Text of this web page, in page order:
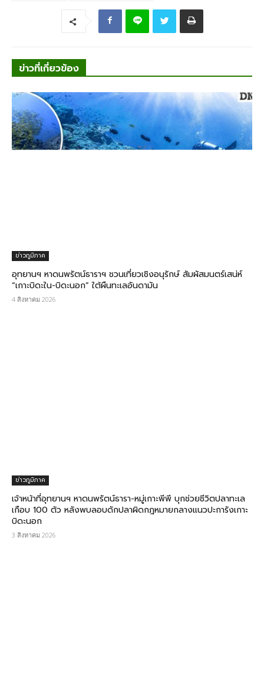
ข่าวที่เกี่ยวข้อง
ข่าวภูมิภาค
อุทยานฯ หาดนพรัตน์ธาราฯ ชวนเที่ยวเชิงอนุรักษ์ สัมผัสมนตร์เสน่ห์
“เกาะบิดะใน-บิดะนอก” ใต้ผืนทะเลอันดามัน
4 สิงหาคม 2026
ข่าวภูมิภาค
เจ้าหน้าที่อุทยานฯ หาดนพรัตน์ธารา-หมู่เกาะพีพี บุกช่วยชีวิตปลาทะเล
เกือบ 100 ตัว หลังพบลอบดักปลาผิดกฎหมายกลางแนวปะการังเกาะ
บิดะนอก
3 สิงหาคม 2026